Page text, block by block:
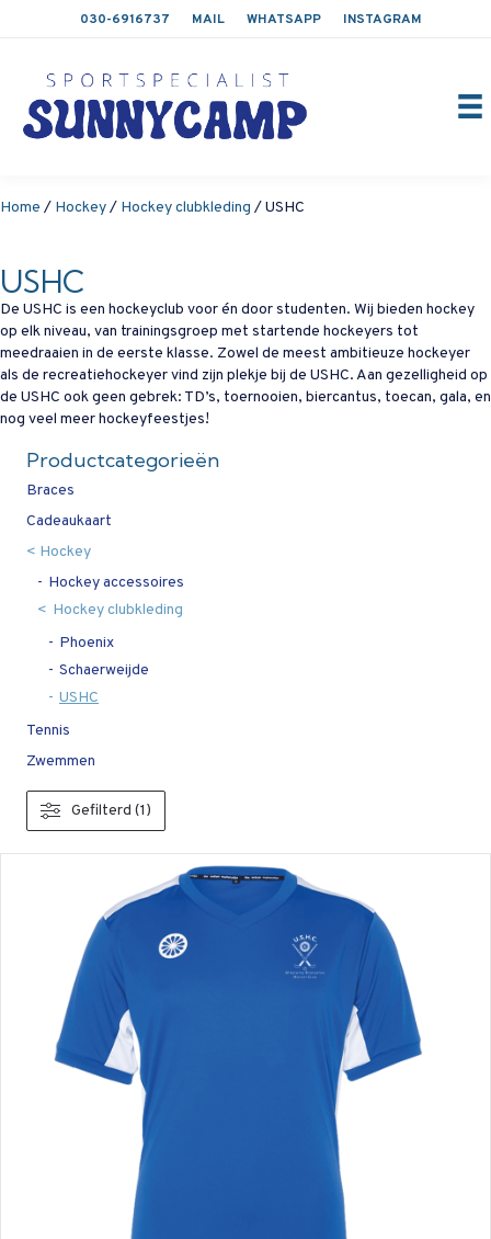
030-6916737 MAIL WHATSAPP INSTAGRAM
Home / Hockey/ Hockey clubkleding / USHC
USHC
De USHC is een hockeyclub voor én door studenten. Wij bieden hockey
op elk niveau, van trainingsgroep met startende hockeyers tot
meedraaien in de eerste klasse. Zowel de meest ambitieuze hockeyer
als de recreatiehockeyer vind zijn plekje bij de USHC. Aan gezelligheid op
de USHC ook geen gebrek: TD’s, toernooien, biercantus, toecan, gala, en
nog veel meer hockeyfeestjes!
Productcategorieën
Braces
Cadeaukaart
Hockey
Hockey accessoires
Hockey clubkleding
Phoenix
Schaerweijde
USHC
Tennis
Zwemmen
Gefilterd (1)